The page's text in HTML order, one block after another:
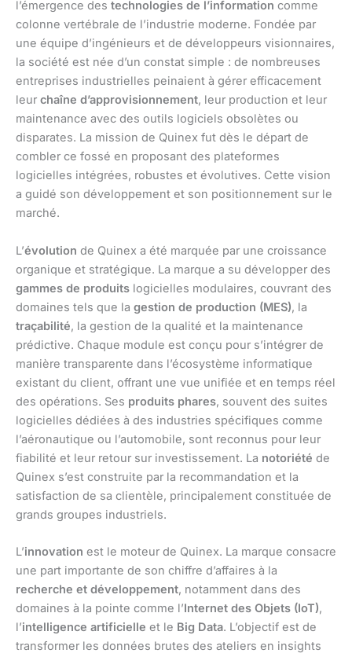
l’émergence des technologies de l’information comme
colonne vertébrale de l’industrie moderne. Fondée par
une équipe d’ingénieurs et de développeurs visionnaires,
la société est née d’un constat simple : de nombreuses
entreprises industrielles peinaient à gérer efficacement
leur chaîne d’approvisionnement, leur production et leur
maintenance avec des outils logiciels obsolètes ou
disparates. La mission de Quinex fut dès le départ de
combler ce fossé en proposant des plateformes
logicielles intégrées, robustes et évolutives. Cette vision
a guidé son développement et son positionnement sur le
marché.
L’évolution de Quinex a été marquée par une croissance
organique et stratégique. La marque a su développer des
gammes de produits logicielles modulaires, couvrant des
domaines tels que la gestion de production (MES), la
traçabilité, la gestion de la qualité et la maintenance
prédictive. Chaque module est conçu pour s’intégrer de
manière transparente dans l’écosystème informatique
existant du client, offrant une vue unifiée et en temps réel
des opérations. Ses produits phares, souvent des suites
logicielles dédiées à des industries spécifiques comme
l’aéronautique ou l’automobile, sont reconnus pour leur
fiabilité et leur retour sur investissement. La notoriété de
Quinex s’est construite par la recommandation et la
satisfaction de sa clientèle, principalement constituée de
grands groupes industriels.
L’innovation est le moteur de Quinex. La marque consacre
une part importante de son chiffre d’affaires à la
recherche et développement, notamment dans des
domaines à la pointe comme l’Internet des Objets (IoT),
l’intelligence artificielle et le Big Data. L’objectif est de
transformer les données brutes des ateliers en insights